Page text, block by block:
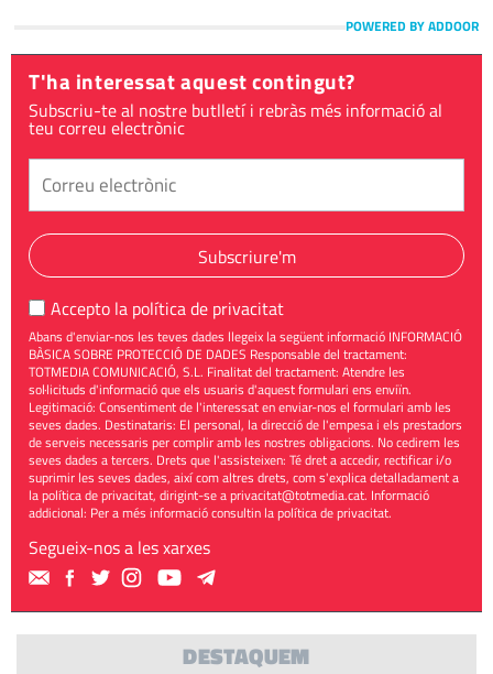
POWERED BY ADDOOR
T'ha interessat aquest contingut?
Subscriu-te al nostre butlletí i rebràs més informació al
teu correu electrònic
Subscriure'm
Accepto la política de privacitat
Abans d'enviar-nos les teves dades llegeix la següent informació INFORMACIÓ
BÀSICA SOBRE PROTECCIÓ DE DADES Responsable del tractament:
TOTMEDIA COMUNICACIÓ, S.L. Finalitat del tractament: Atendre les
sol·licituds d'informació que els usuaris d'aquest formulari ens enviïn.
Legitimació: Consentiment de l'interessat en enviar-nos el formulari amb les
seves dades. Destinataris: El personal, la direcció de l'empesa i els prestadors
de serveis necessaris per complir amb les nostres obligacions. No cedirem les
seves dades a tercers. Drets que l'assisteixen: Té dret a accedir, rectificar i/o
suprimir les seves dades, així com altres drets, com s'explica detalladament a
la política de privacitat, dirigint-se aprivacitat@totmedia.cat. Informació
addicional: Per a més informació consultin lapolítica de privacitat.
Segueix-nos a les xarxes
DESTAQUEM